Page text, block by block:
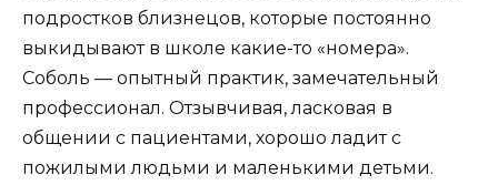
подростков близнецов, которые постоянно
выкидывают в школе какие-то «номера».
Соболь — опытный практик, замечательный
профессионал. Отзывчивая, ласковая в
общении с пациентами, хорошо ладит с
пожилыми людьми и маленькими детьми.